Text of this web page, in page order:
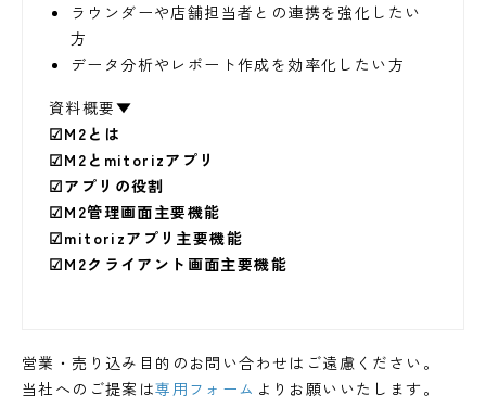
ラウンダーや店舗担当者との連携を強化したい
方 ​
データ分析やレポート作成を効率化したい方 ​
資料概要▼
☑M2とは
☑M2とmitorizアプリ
☑アプリの役割
☑M2管理画面主要機能
☑mitorizアプリ主要機能
☑M2クライアント画面主要機能
営業・売り込み目的のお問い合わせはご遠慮ください。
当社へのご提案は専用フォーム よりお願いいたします。